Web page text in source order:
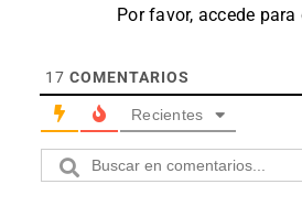
Por favor, accede
17 COMENTARIOS
Recientes